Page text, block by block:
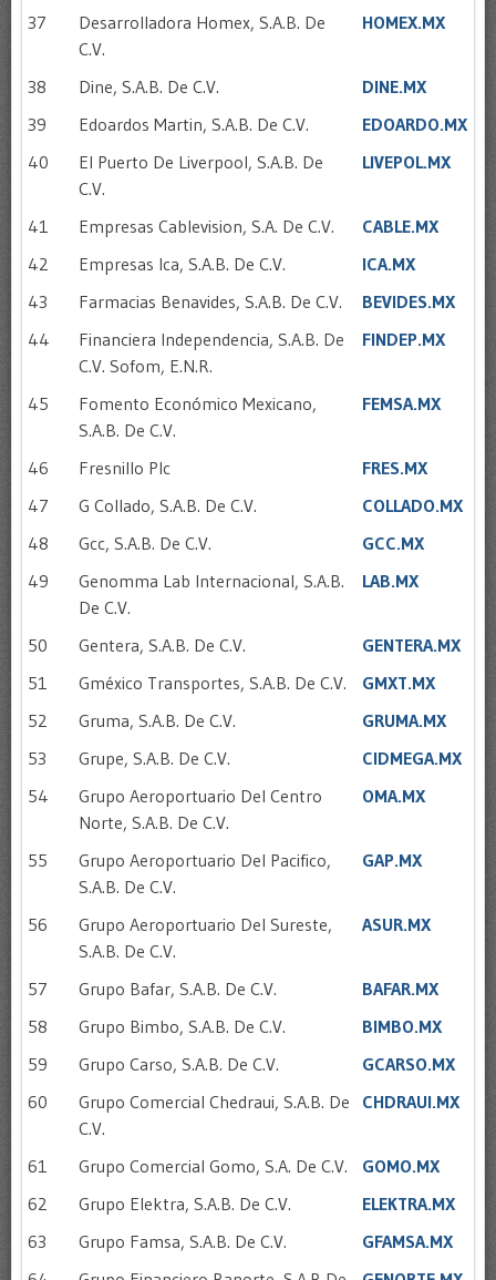
37
Desarrolladora Homex, S.A.B. De
C.V.
HOMEX.MX
38 Dine, S.A.B. De C.V.
DINE.MX
39
Edoardos Martin, S.A.B. De C.V.
EDOARDO.MX
40
El Puerto De Liverpool, S.A.B. De
C.V.
LIVEPOL.MX
41 Empresas Cablevision, S.A. De C.V.
CABLE.MX
42
Empresas Ica, S.A.B. De C.V.
ICA.MX
43
Farmacias Benavides, S.A.B. De C.V.
BEVIDES.MX
44
Financiera Independencia, S.A.B. De
C.V. Sofom, E.N.R.
FINDEP.MX
45
Fomento Económico Mexicano,
S.A.B. De C.V.
FEMSA.MX
46 Fresnillo Plc
FRES.MX
47
G Collado, S.A.B. De C.V.
COLLADO.MX
48
Gcc, S.A.B. De C.V.
GCC.MX
49
Genomma Lab Internacional, S.A.B.
De C.V.
LAB.MX
50 Gentera, S.A.B. De C.V.
GENTERA.MX
51
Gméxico Transportes, S.A.B. De C.V.
GMXT.MX
52
Gruma, S.A.B. De C.V.
GRUMA.MX
53
Grupe, S.A.B. De C.V.
CIDMEGA.MX
54
Grupo Aeroportuario Del Centro
Norte, S.A.B. De C.V.
OMA.MX
55
Grupo Aeroportuario Del Pacifico,
S.A.B. De C.V.
GAP.MX
56
Grupo Aeroportuario Del Sureste,
S.A.B. De C.V.
ASUR.MX
57 Grupo Bafar, S.A.B. De C.V.
BAFAR.MX
58
Grupo Bimbo, S.A.B. De C.V.
BIMBO.MX
59
Grupo Carso, S.A.B. De C.V.
GCARSO.MX
60
Grupo Comercial Chedraui, S.A.B. De
C.V.
CHDRAUI.MX
61 Grupo Comercial Gomo, S.A. De C.V.
GOMO.MX
62
Grupo Elektra, S.A.B. De C.V.
ELEKTRA.MX
63
Grupo Famsa, S.A.B. De C.V.
GFAMSA.MX